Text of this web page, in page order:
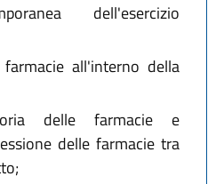
dell'esercizio
all'interno della
delle farmacie e
delle farmacie tra